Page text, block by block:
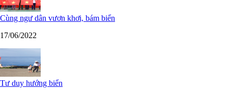
Cùng ngư dân vươn khơi, bám biển
17/06/2022
Tư duy hướng biển